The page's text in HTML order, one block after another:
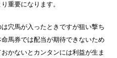
重要になります。
穴馬が入ったときですが狙い撃ち
馬券では配当が期待できないため
かないとカンタンには利益が生ま